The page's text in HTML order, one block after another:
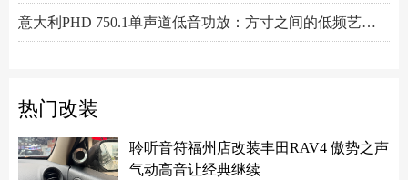
热门改装
聆听音符福州店改装丰田RAV4 傲势之声
气动高音让经典继续
意大利PHD 750.1单声道低音功放：方寸之间的低频艺术，激发潜能又收放自如
Hertz赫兹DSK165.3两分频套装喇叭：以简驭繁，还原纯粹之声